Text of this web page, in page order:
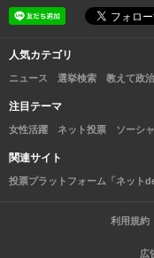
人気カテゴリ
ニュース 選挙検索 教えて政
注目テーマ
女性活躍 ネット投票 ソーシ
関連サイト
投票プラットフォーム「ネット
利用規約
広